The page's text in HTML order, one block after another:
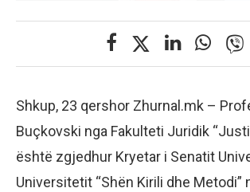
Shkup, 23 qershor Zhurnal.mk –
Buçkovski nga Fakulteti Juridik
është zgjedhur Kryetar i Senatit
Universitetit “Shën Kirili dhe Metodi”